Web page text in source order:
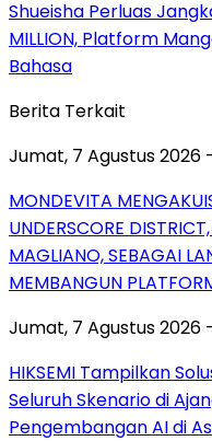
Shueisha Perluas
MILLION, Platform
Bahasa
Berita Terkait
Jumat, 7 Agustus 2026
MONDEVITA
UNDERSCORE
MAGLIANO, SEBAGAI
MEMBANGUN
Jumat, 7 Agustus 2026
HIKSEMI Tampilkan
Seluruh Skenario di
Pengembangan AI di